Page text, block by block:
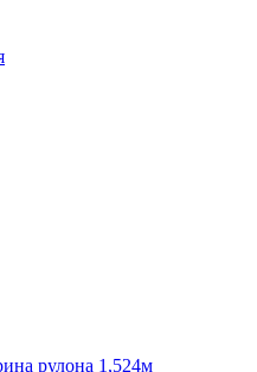
рулона 1,524м